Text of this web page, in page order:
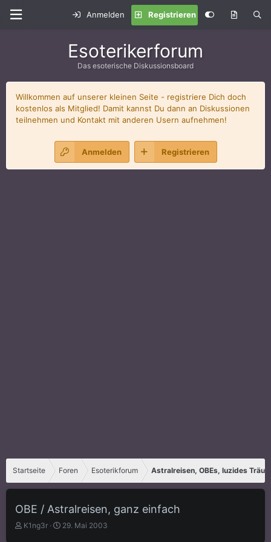
Anmelden Registrieren
Esoterikerforum
Das esoterische Diskussionsboard
Willkommen auf unserer kleinen Seite - registriere Dich doch
kostenlos als Mitglied! Damit kannst Du dann an Diskussionen
teilnehmen und Kontakt mit anderen Usern aufnehmen!
Anmelden Registrieren
Startseite Foren Esoterikforum Astralreisen, OBEs, luzides
OBE / Astralreisen, ganz einfach
E
K1ng3r
E
29. Mai 2003